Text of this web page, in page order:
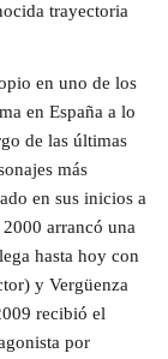
trayectoria
en uno de los
en España a lo
de las últimas
más
en sus inicios a
arrancó una
hasta hoy con
y Vergüenza
recibió el
por